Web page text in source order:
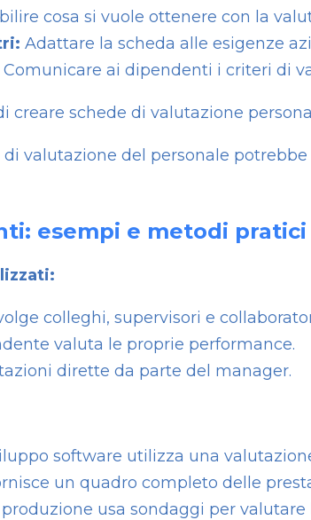
cosa si vuole ottenere con la
Adattare la scheda alle esigenze
Comunicare ai dipendenti i criteri di
creare schede di valutazione
di valutazione del personale
esempi e metodi pratici
colleghi, supervisori e
valuta le proprie performance.
dirette da parte del manager.
software utilizza una
un quadro completo delle
usa sondaggi per